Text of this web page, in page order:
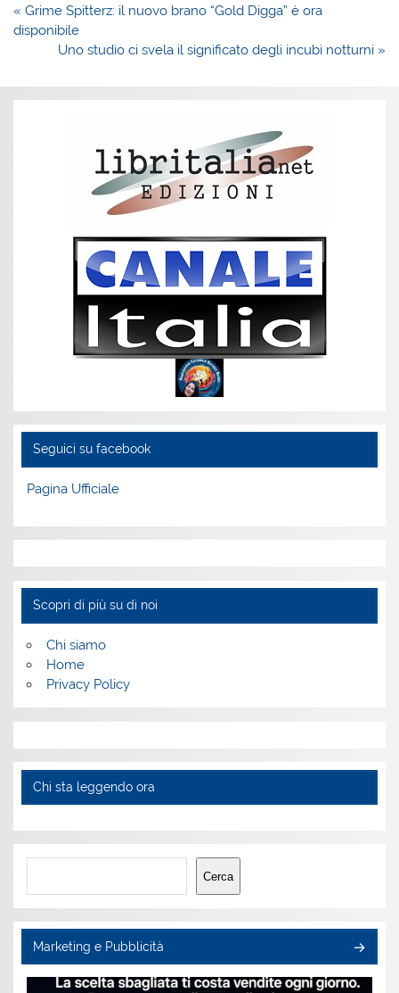
Navigazione
articoli
« Grime Spitterz: il nuovo brano “Gold Digga” è ora
disponibile
Uno studio ci svela il significato degli incubi notturni »
Seguici su facebook
Pagina Ufficiale
Scopri di più su di noi
Chi siamo
Home
Privacy Policy
Chi sta leggendo ora
Cerca
Cerca
Marketing e Pubblicità